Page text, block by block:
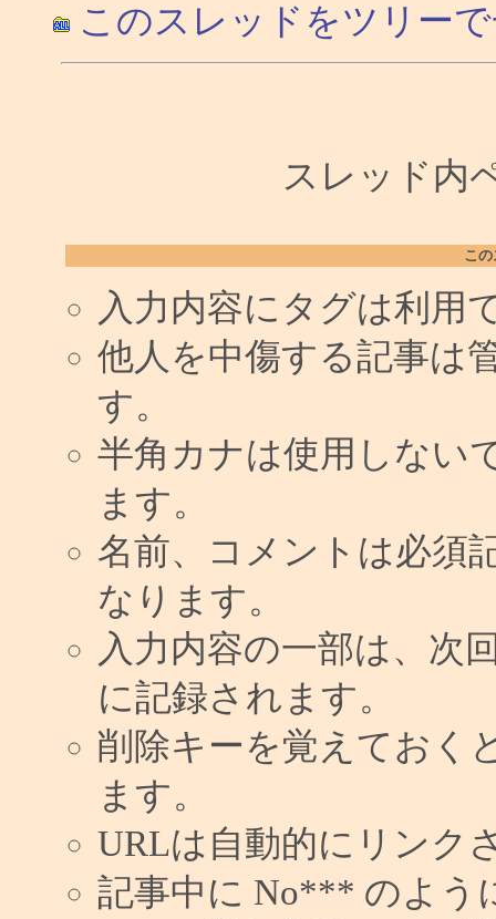
このスレッドをツリー
スレッド内
こ
入力内容にタグは利用
他人を中傷する記事は
す。
半角カナは使用しない
ます。
名前、コメントは必須
なります。
入力内容の一部は、次
に記録されます。
削除キーを覚えておく
ます。
URLは自動的にリンク
記事中に No*** のよう